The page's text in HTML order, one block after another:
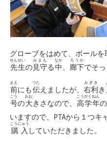
グローブをはめて、ボールを
先生
せんせい
の見守
みまも
る中
なか
、 廊下
ろうか
でそ
前
まえ
にも伝
つた
えましたが、 右利
みぎき
き
号
ごう
の大
おお
きさなので、 高学年
こうがくねん
の
いますので、PTAから１つキ
購入
こうにゅう
していただきました。